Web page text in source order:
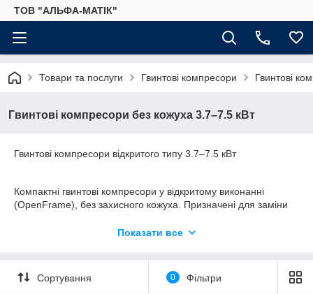
ТОВ "АЛЬФА-МАТІК"
Товари та послуги Гвинтові компресори Гвинтові
Гвинтові компресори без кожуха 3.7–7.5 кВт
Гвинтові компресори відкритого типу 3.7–7.5 кВт
Компактні гвинтові компресори у відкритому виконанні
(OpenFrame), без захисного кожуха. Призначені для заміни
поршневих компресорів і застосування в умовах, де не
потрібна додаткова шумоізоляція.
Компресори цього типу відрізняються простою конструкцією,
компактними габаритами та зручністю обслуговування.
Показати все
Сортування 0 Фільтри